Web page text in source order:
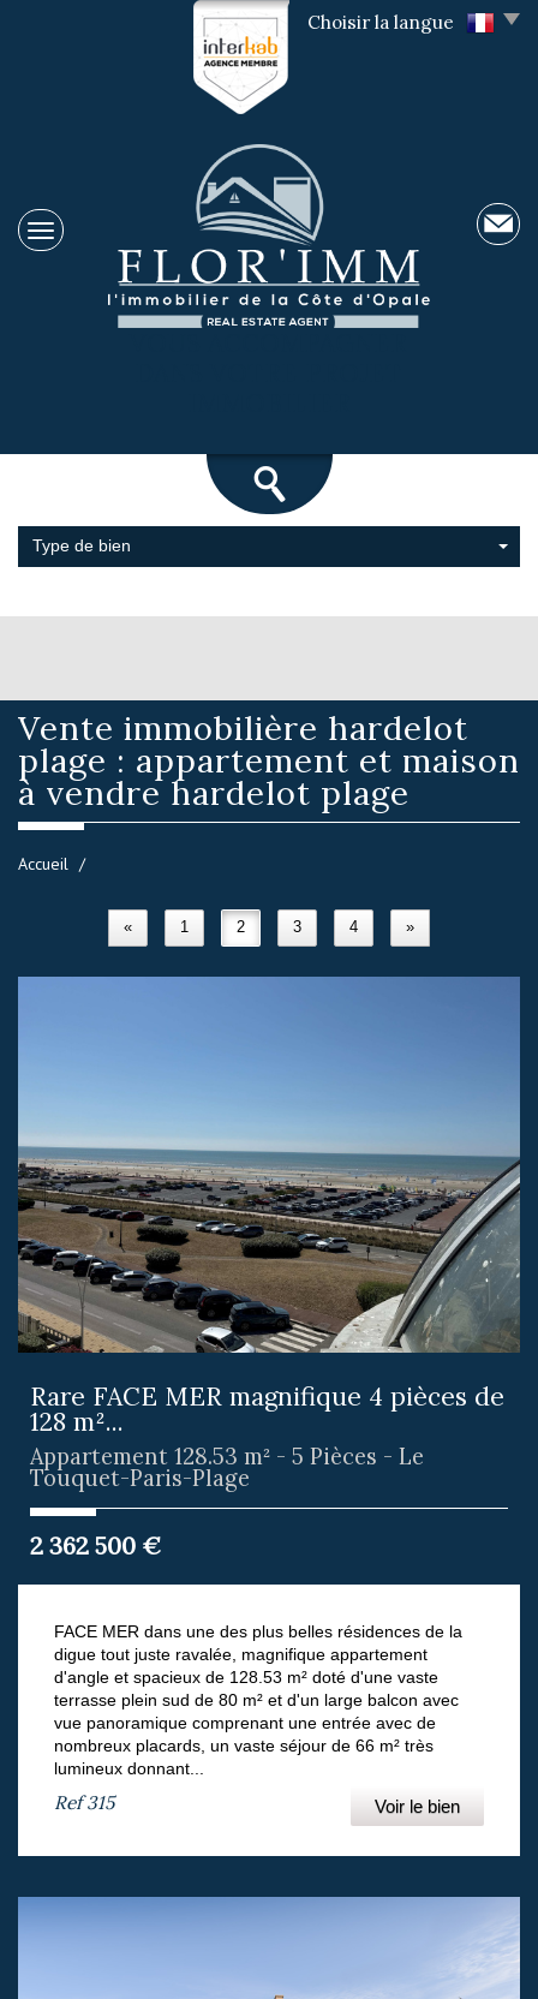
Choisir la langue
Type de bien
Vente immobilière hardelot
plage : appartement et maison
à vendre hardelot plage
Accueil
« 1 2 3 4 »
Rare FACE MER magnifique 4 pièces de
128 m²...
Appartement 128.53 m² - 5 Pièces - Le
Touquet-Paris-Plage
2 362 500 €
FACE MER dans une des plus belles résidences de la
digue tout juste ravalée, magnifique appartement
d'angle et spacieux de 128.53 m² doté d'une vaste
terrasse plein sud de 80 m² et d'un large balcon avec
vue panoramique comprenant une entrée avec de
nombreux placards, un vaste séjour de 66 m² très
lumineux donnant...
Ref315 Voir le bien